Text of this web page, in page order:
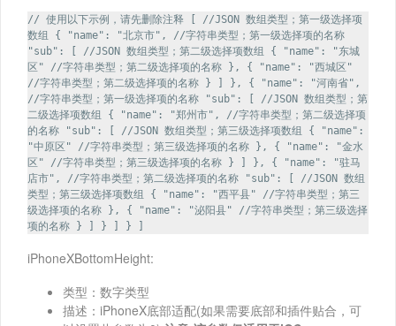
// 使用以下示例，请先删除注释 [ //JSON 数组类型；第一级选择项
数组 { "name": "北京市", //字符串类型；第一级选择项的名称
"sub": [ //JSON 数组类型；第二级选择项数组 { "name": "东城
区" //字符串类型；第二级选择项的名称 }, { "name": "西城区"
//字符串类型；第二级选择项的名称 } ] }, { "name": "河南省",
//字符串类型；第一级选择项的名称 "sub": [ //JSON 数组类型；第
二级选择项数组 { "name": "郑州市", //字符串类型；第二级选择项
的名称 "sub": [ //JSON 数组类型；第三级选择项数组 { "name":
"中原区" //字符串类型；第三级选择项的名称 }, { "name": "金水
区" //字符串类型；第三级选择项的名称 } ] }, { "name": "驻马
店市", //字符串类型；第二级选择项的名称 "sub": [ //JSON 数组
类型；第三级选择项数组 { "name": "西平县" //字符串类型；第三
级选择项的名称 }, { "name": "泌阳县" //字符串类型；第三级选择
项的名称 } ] } ] } ]
iPhoneXBottomHeight:
类型：数字类型
描述：iPhoneX底部适配(如果需要底部和插件贴合，可